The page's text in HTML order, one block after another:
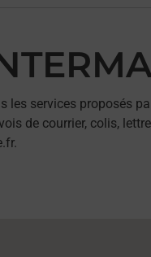
les services proposés
de courrier, colis, lettre